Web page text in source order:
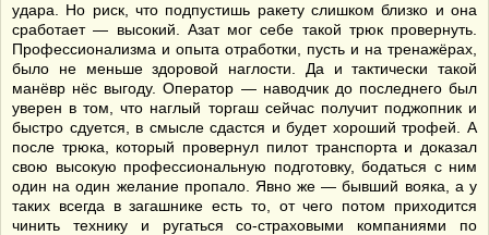
удара. Но риск, что подпустишь ракету слишком близко и она
сработает — высокий. Азат мог себе такой трюк провернуть.
Профессионализма и опыта отработки, пусть и на тренажёрах,
было не меньше здоровой наглости. Да и тактически такой
манёвр нёс выгоду. Оператор — наводчик до последнего был
уверен в том, что наглый торгаш сейчас получит поджопник и
быстро сдуется, в смысле сдастся и будет хороший трофей. А
после трюка, который провернул пилот транспорта и доказал
свою высокую профессиональную подготовку, бодаться с ним
один на один желание пропало. Явно же — бывший вояка, а у
таких всегда в загашнике есть то, от чего потом приходится
чинить технику и ругаться со-страховыми компаниями по